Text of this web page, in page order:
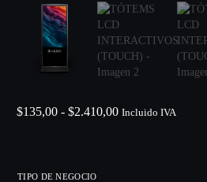
$135,00 - $2.410,00 Incluido IVA
TIPO DE NEGOCIO